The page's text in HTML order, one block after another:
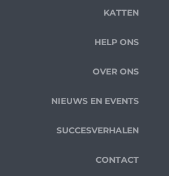
KATTEN
HELP ONS
OVER ONS
NIEUWS EN EVENTS
SUCCESVERHALEN
CONTACT